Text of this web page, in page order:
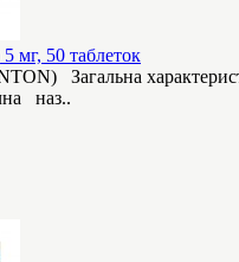
мг, 50 таблеток
Загальна
наз..